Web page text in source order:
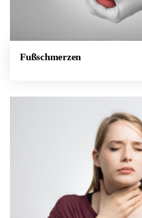
Fußschmerzen